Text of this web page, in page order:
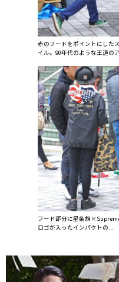
赤のフードをポイントにした
イル。90年代のような王道の
フード部分に星条旗
ロゴが入ったインパクトの...